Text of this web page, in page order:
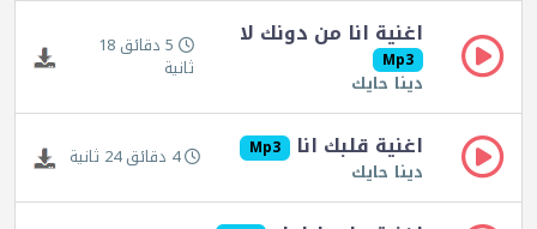
اغنية انا من دونك لا
Mp3
دينا حايك
5 دقائق 18
ثانية
اغنية قلبك انا Mp3
دينا حايك 4 دقائق 24 ثانية